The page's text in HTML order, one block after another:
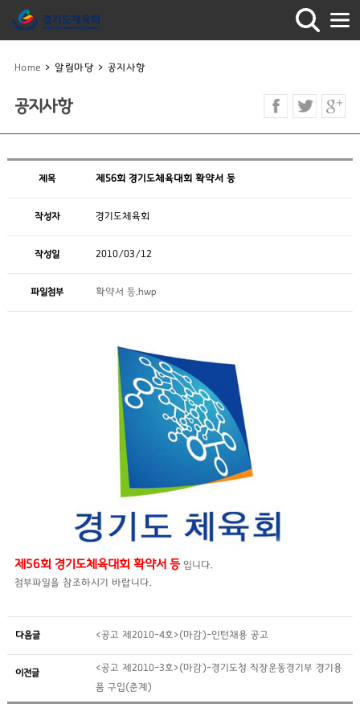
Home > 알림마당 > 공지사항
공지사항
제목 제56회 경기도체육대회 확약서 등
작성자 경기도체육회
작성일 2010/03/12
파일첨부 확약서 등.hwp
제56회 경기도체육대회 확약서 등입니다.
첨부파일을 참조하시기 바랍니다.
다음글 <공고 제2010-4호>(마감)-인턴채용 공고
이전글
<공고 제2010-3호>(마감)-경기도청 직장운동경기부 경기용
품 구입(춘계)